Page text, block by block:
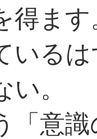
得ます
いる
い。
「意